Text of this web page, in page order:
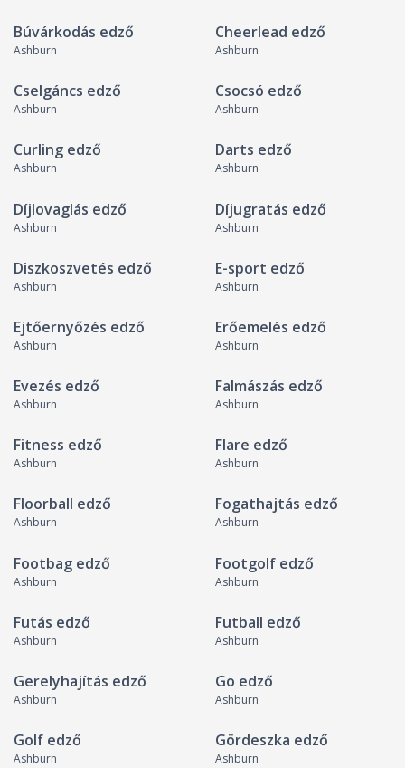
Búvárkodás edző
Ashburn
Cheerlead edző
Ashburn
Cselgáncs edző
Ashburn
Csocsó edző
Ashburn
Curling edző
Ashburn
Darts edző
Ashburn
Díjlovaglás edző
Ashburn
Díjugratás edző
Ashburn
Diszkoszvetés edző
Ashburn
E-sport edző
Ashburn
Ejtőernyőzés edző
Ashburn
Erőemelés edző
Ashburn
Evezés edző
Ashburn
Falmászás edző
Ashburn
Fitness edző
Ashburn
Flare edző
Ashburn
Floorball edző
Ashburn
Fogathajtás edző
Ashburn
Footbag edző
Ashburn
Footgolf edző
Ashburn
Futás edző
Ashburn
Futball edző
Ashburn
Gerelyhajítás edző
Ashburn
Go edző
Ashburn
Golf edző
Ashburn
Gördeszka edző
Ashburn